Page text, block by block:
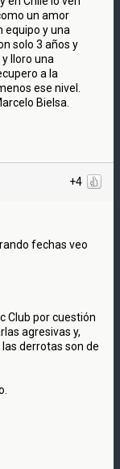
un amor
equipo y una
solo 3 años y
lloro una
a la
ese nivel.
Bielsa.
+4
fechas veo
Club por cuestión
agresivas y,
derrotas son de